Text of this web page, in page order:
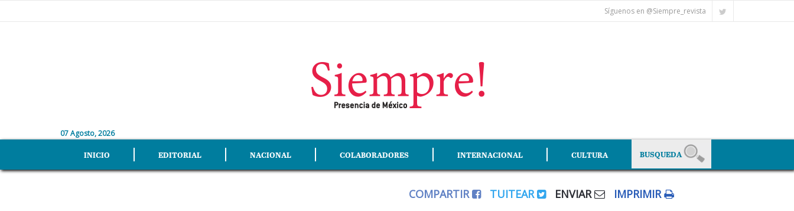
Síguenos en @Siempre_revista
07 Agosto, 2026
INICIO EDITORIAL NACIONAL COLABORADORES INTERNACIONAL CULTURA
COMPARTIR TUITEAR ENVIAR IMPRIMIR